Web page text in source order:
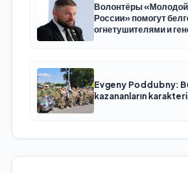
Волонтёры
России» помогут
огнетушителями и
Evgeny Poddubny:
kazananların